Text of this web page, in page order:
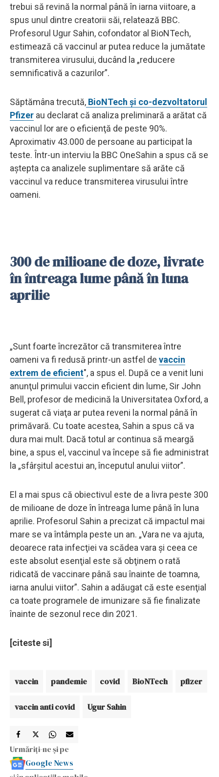
trebui să revină la normal până în iarna viitoare, a
spus unul dintre creatorii săi, relatează BBC.
Profesorul Ugur Sahin, cofondator al BioNTech,
estimează că vaccinul ar putea reduce la jumătate
transmiterea virusului, ducând la „reducere
semnificativă a cazurilor”.
Săptămâna trecută, BioNTech şi co-dezvoltatorul
Pfizer au declarat că analiza preliminară a arătat că
vaccinul lor are o eficienţă de peste 90%.
Aproximativ 43.000 de persoane au participat la
teste. Într-un interviu la BBC OneSahin a spus că se
aştepta ca analizele suplimentare să arăte că
vaccinul va reduce transmiterea virusului între
oameni.
300 de milioane de doze, livrate
în întreaga lume până în luna
aprilie
„Sunt foarte încrezător că transmiterea între
oameni va fi redusă printr-un astfel de vaccin
extrem de eficient", a spus el. După ce a venit luni
anunţul primului vaccin eficient din lume, Sir John
Bell, profesor de medicină la Universitatea Oxford, a
sugerat că viaţa ar putea reveni la normal până în
primăvară. Cu toate acestea, Sahin a spus că va
dura mai mult. Dacă totul ar continua să meargă
bine, a spus el, vaccinul va începe să fie administrat
la „sfârşitul acestui an, începutul anului viitor”.
El a mai spus că obiectivul este de a livra peste 300
de milioane de doze în întreaga lume până în luna
aprilie. Profesorul Sahin a precizat că impactul mai
mare se va întâmpla peste un an. „Vara ne va ajuta,
deoarece rata infecţiei va scădea vara şi ceea ce
este absolut esenţial este să obţinem o rată
ridicată de vaccinare până sau înainte de toamna,
iarna anului viitor”. Sahin a adăugat că este esenţial
ca toate programele de imunizare să fie finalizate
înainte de sezonul rece din 2021.
[citeste si]
vaccin pandemie covid BioNTech pfizer
vaccin anti covid Ugur Sahin
Urmăriți-ne și pe
Google News